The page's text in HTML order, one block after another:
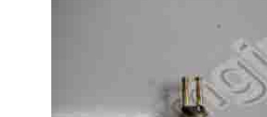
Planetare Balkancar